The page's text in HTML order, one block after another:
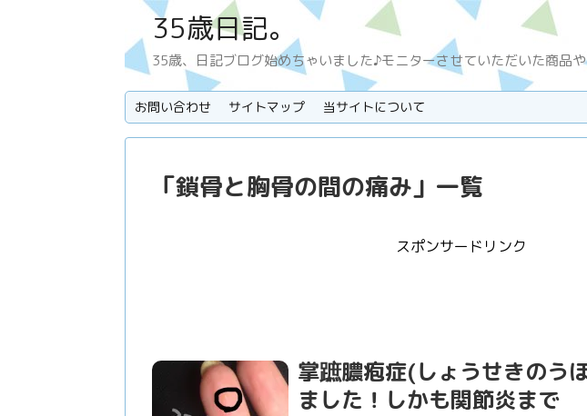
35歳日記。
35歳、日記ブログ始めちゃいました♪モニターさせていただいた商品
お問い合わせ サイトマップ 当サイトについて
「鎖骨と胸骨の間の痛み」 一覧
スポンサードリンク
掌蹠膿疱症(しょうせきのう
ました！しかも関節炎まで